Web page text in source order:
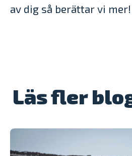
av dig så berättar vi mer!
Läs fler